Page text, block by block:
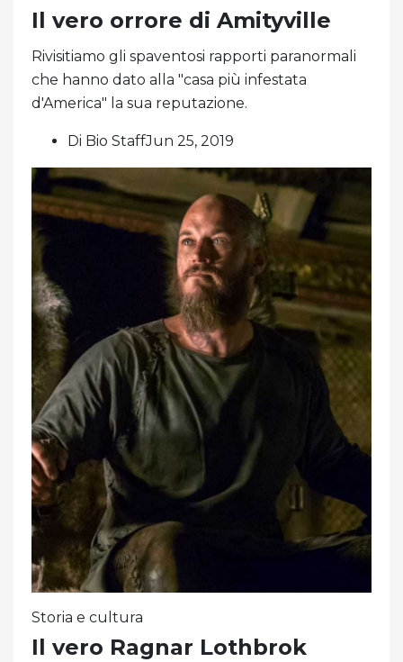
Il vero orrore di Amityville
Rivisitiamo gli spaventosi rapporti paranormali
che hanno dato alla "casa più infestata
d'America" ​​la sua reputazione.
Di Bio StaffJun 25, 2019
Storia e cultura
Il vero Ragnar Lothbrok